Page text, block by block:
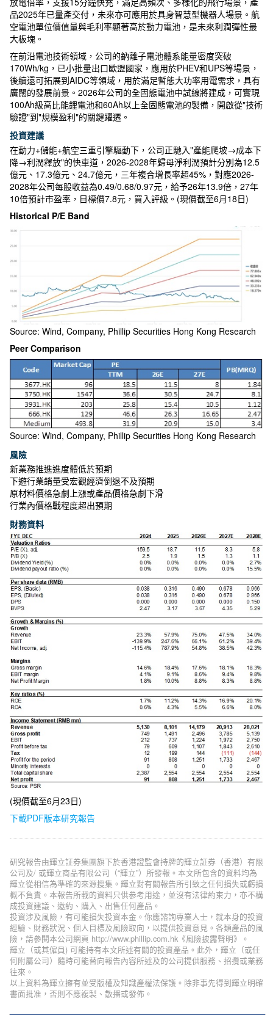
品2025年已量產交付，未來亦可應用於具身智慧型機器人場景。航
空電池單位價值量與毛利率顯著高於動力電池，是未來利潤彈性最
大板塊。
在前沿電池技術領域，公司的鈉離子電池體系能量密度突破
170Wh/kg，已小批量出口歐盟國家，應用於PHEV和UPS等場景，
後續還可拓展到AIDC等領域，用於滿足暫態大功率用電需求，具有
廣闊的發展前景。2026年公司的全固態電池中試線將建成，可實現
100Ah級高比能鋰電池和60Ah以上全固態電池的製備，開啟從"技術
驗證"到"規模盈利"的關鍵躍遷。
投資建議
在動力+儲能+航空三重引擎驅動下，公司正馳入"產能爬坡→成本下
降→利潤釋放"的快車道，2026-2028年歸母淨利潤預計分別為12.5
億元、17.3億元、24.7億元，三年複合增長率超45%，對應2026-
2028年公司每股收益為0.49/0.68/0.97元，給予26年13.9倍，27年
10倍預計市盈率，目標價7.8元，買入評級。(現價截至6月18日)
Historical P/E Band
Source: Wind, Company, Phillip Securities Hong Kong Research
Peer Comparison
Source: Wind, Company, Phillip Securities Hong Kong Research
風險
新業務推進進度體低於預期
下遊行業銷量受宏觀經濟倒退不及預期
原材料價格急劇上漲或產品價格急劇下滑
行業內價格戰程度超出預期
財務資料
(現價截至6月23日)
下載PDF版本研究報告
研究報告由輝立証券集團旗下於香港證監會持牌的輝立証券（香港）有限
公司及/ 或輝立商品有限公司（“輝立”）所發報。本文所包含的資料均為
輝立從相信為準確的來源搜集。輝立對有關報告所引致之任何損失或虧損
概不負責。本報告所載的資料只供参考用途，並沒有法律約束力，亦不構
成投資建議、邀約、購入、出售任何產品。
投資涉及風險，有可能損失投資本金。你應諮詢專業人士，就本身的投資
經驗、財務狀況、個人目標及風險取向，以提供投資意見。各類產品的風
險，請參閱本公司網頁 http://www.phillip.com.hk《風險披露聲明》。
輝立（或其僱員) 可能持有本文所述有關的投資產品。此外，輝立（或任
何附屬公司）隨時可能替向報告內容所述及的公司提供服務、招攬或業務
往來。
以上資料為輝立擁有並受版權及知識產權法保護。除非事先得到輝立明確
書面批准，否則不應複製、散播或發佈。